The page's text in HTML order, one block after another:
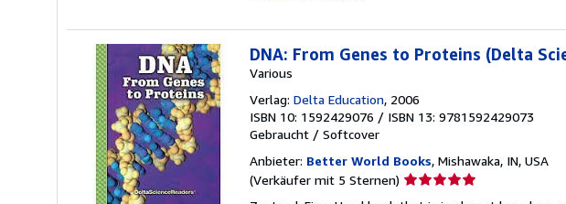
DNA: From Genes to Proteins (Delta
Various
Verlag: Delta Education, 2006
ISBN 10: 1592429076 / ISBN 13: 9781592429073
Gebraucht / Softcover
Anbieter: Better World Books, Mishawaka, IN, USA
(Verkäufer mit 5 Sternen) Verkäuferbewertung